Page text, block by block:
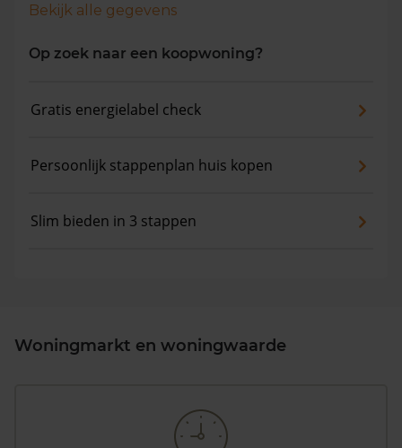
Bekijk alle gegevens
Op zoek naar een koopwoning?
Gratis energielabel check
Persoonlijk stappenplan huis kopen
Slim bieden in 3 stappen
Woningmarkt en woningwaarde